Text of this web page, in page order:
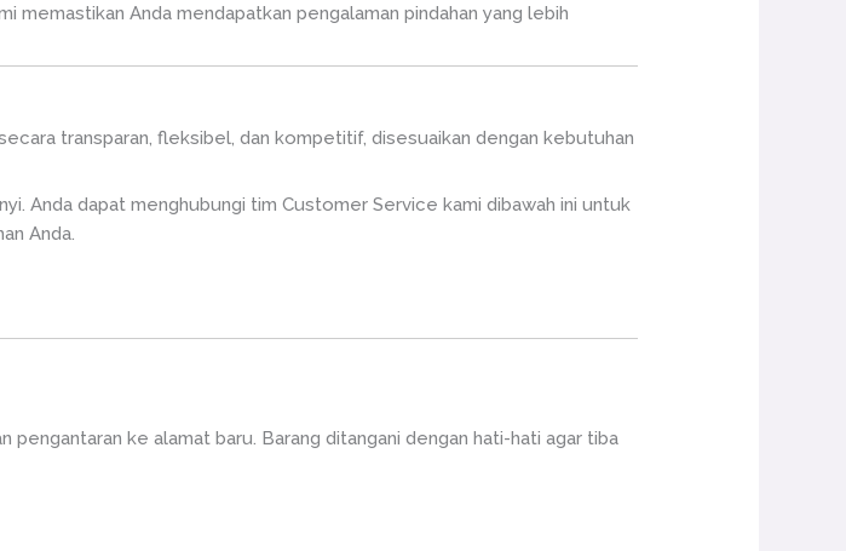
memastikan Anda mendapatkan pengalaman pindahan yang lebih
transparan, fleksibel, dan kompetitif, disesuaikan dengan kebutuhan
Anda dapat menghubungi tim Customer Service kami dibawah ini untuk
Anda.
pengantaran ke alamat baru. Barang ditangani dengan hati-hati agar tiba